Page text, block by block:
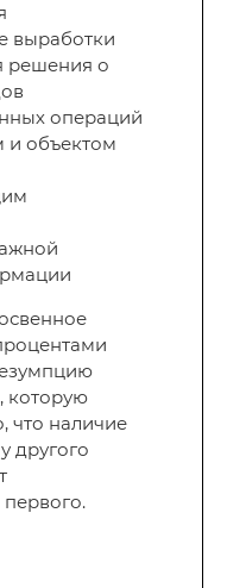
выработки
решения о
операций
и объектом
которую
что наличие
другого